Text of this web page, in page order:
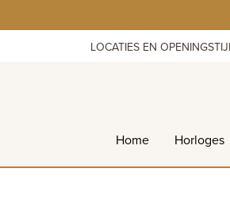
to
LOCATIES EN
Home Horloges